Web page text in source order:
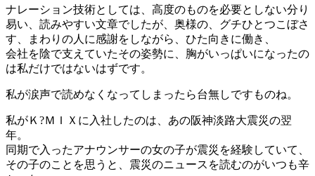
ナレーション技術としては、高度のものを必要としない分り
易い、読みやすい文章でしたが、奥様の、グチひとつこぼさ
す、まわりの人に感謝をしながら、ひた向きに働き、
会社を陰で支えていたその姿勢に、胸がいっぱいになったの
は私だけではないはずです。
私が涙声で読めなくなってしまったら台無しですものね。
私がＫ?ＭＩＸに入社したのは、あの阪神淡路大震災の翌
年。
同期で入ったアナウンサーの女の子が震災を経験していて、
その子のことを思うと、震災のニュースを読むのがいつも辛